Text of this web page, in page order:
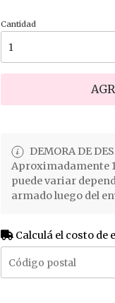
Cantidad
DEMORA DE
Aproximadamente
puede variar
armado luego del
Calculá el costo de